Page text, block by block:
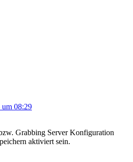
um 08:29
Grabbing Server Konfiguration
aktiviert sein.